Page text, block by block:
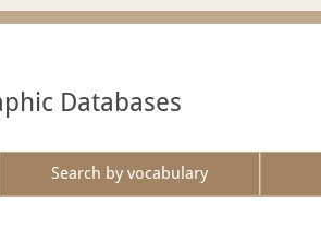
Databases
Search by vocabulary